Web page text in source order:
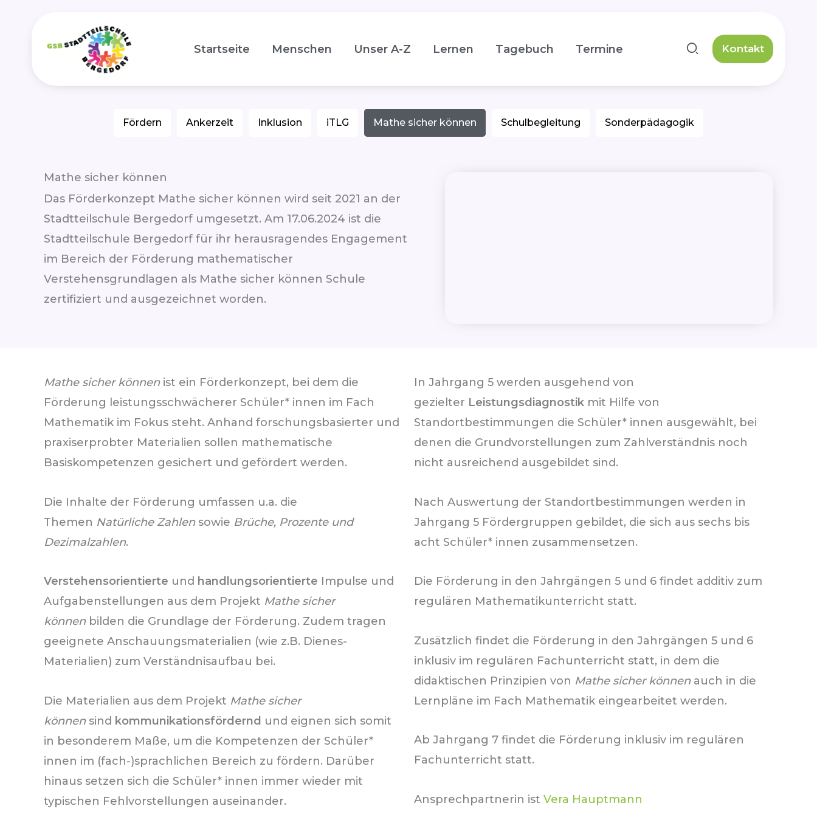
springen
Startseite Menschen Unser A-Z Lernen Tagebuch Termine Kontakt
Fördern Ankerzeit Inklusion iTLG Mathe sicher können Schulbegleitung Sonderpädagogik
Mathe sicher können
Das Förderkonzept Mathe sicher können wird seit 2021 an der
Stadtteilschule Bergedorf umgesetzt. Am 17.06.2024 ist die
Stadtteilschule Bergedorf für ihr herausragendes Engagement
im Bereich der Förderung mathematischer
Verstehensgrundlagen als Mathe sicher können Schule
zertifiziert und ausgezeichnet worden.
Mathe sicher könnenist ein Förderkonzept, bei dem die
Förderung leistungsschwächerer Schüler* innen im Fach
Mathematik im Fokus steht. Anhand forschungsbasierter und
praxiserprobter Materialien sollen mathematische
Basiskompetenzen gesichert und gefördert werden.
Die Inhalte der Förderung umfassen u.a. die
Themen Natürliche Zahlensowie Brüche, Prozente und
Dezimalzahlen.
Verstehensorientierte und handlungsorientierte Impulse und
Aufgabenstellungen aus dem Projekt Mathe sicher
könnenbilden die Grundlage der Förderung. Zudem tragen
geeignete Anschauungsmaterialien (wie z.B. Dienes-
Materialien) zum Verständnisaufbau bei.
Die Materialien aus dem Projekt Mathe sicher
können sind kommunikationsfördernd und eignen sich somit
in besonderem Maße, um die Kompetenzen der Schüler*
innen im (fach-)sprachlichen Bereich zu fördern. Darüber
hinaus setzen sich die Schüler* innen immer wieder mit
typischen Fehlvorstellungen auseinander.
In Jahrgang 5 werden ausgehend von
gezielter Leistungsdiagnostik mit Hilfe von
Standortbestimmungen die Schüler* innen ausgewählt, bei
denen die Grundvorstellungen zum Zahlverständnis noch
nicht ausreichend ausgebildet sind.
Nach Auswertung der Standortbestimmungen werden in
Jahrgang 5 Fördergruppen gebildet, die sich aus sechs bis
acht Schüler* innen zusammensetzen.
Die Förderung in den Jahrgängen 5 und 6 findet additiv zum
regulären Mathematikunterricht statt.
Zusätzlich findet die Förderung in den Jahrgängen 5 und 6
inklusiv im regulären Fachunterricht statt, in dem die
didaktischen Prinzipien von Mathe sicher könnenauch in die
Lernpläne im Fach Mathematik eingearbeitet werden.
Ab Jahrgang 7 findet die Förderung inklusiv im regulären
Fachunterricht statt.
Ansprechpartnerin ist Vera Hauptmann